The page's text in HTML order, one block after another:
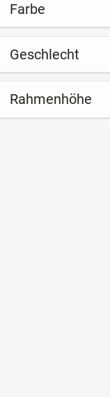
Farbe
Geschlecht
Rahmenhöhe